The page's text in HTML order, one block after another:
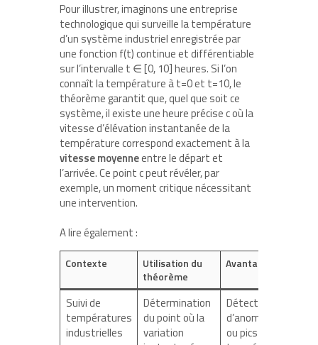
Pour illustrer, imaginons une entreprise
technologique qui surveille la température
d’un système industriel enregistrée par
une fonction f(t) continue et différentiable
sur l’intervalle t ∈ [0, 10] heures. Si l’on
connaît la température à t=0 et t=10, le
théorème garantit que, quel que soit ce
système, il existe une heure précise c où la
vitesse d’élévation instantanée de la
température correspond exactement à la
vitesse moyenneentre le départ et
l’arrivée. Ce point c peut révéler, par
exemple, un moment critique nécessitant
une intervention.
A lire également :
Contexte
Utilisation du
théorème
Avantage
Suivi de
températures
industrielles
Détermination
du point où la
variation
Détection
d’anomalies
ou pics de